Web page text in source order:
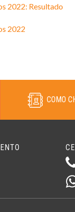
2022: Resultado
2022
COMO